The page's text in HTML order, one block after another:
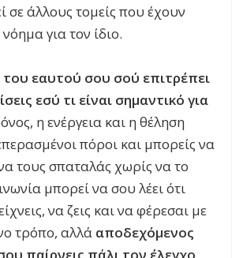
σε άλλους τομείς που έχουν
για τον ίδιο.
εαυτού σου σού επιτρέπει
εσύ τι είναι σημαντικό για
η ενέργεια και η θέληση
πόροι και μπορείς να
τους σπαταλάς χωρίς να το
μπορεί να σου λέει ότι
να ζεις και να φέρεσαι με
τρόπο, αλλά αποδεχόμενος
παίρνεις πάλι τον έλεγχο